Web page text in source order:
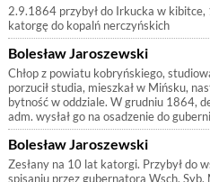
2.9.1864 przybył do Irkucka w
katorgę do kopalń nerczyńskich
Bolesław Jaroszewski
Chłop z powiatu kobryńskiego,
porzucił studia, mieszkał w Mińsku,
bytność w oddziale. W grudniu 1864,
adm. wysłał go na osadzenie do
Bolesław Jaroszewski
Zesłany na 10 lat katorgi. Przybył do
spisaniu przez gubernatora Wsch.